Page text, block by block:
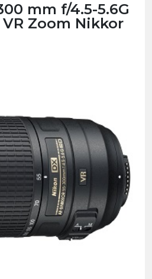
mm f/4.5-5.6G
VR Zoom Nikkor